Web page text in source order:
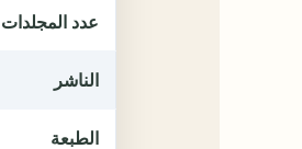
عدد المجلدات
الناشر
الطبعة